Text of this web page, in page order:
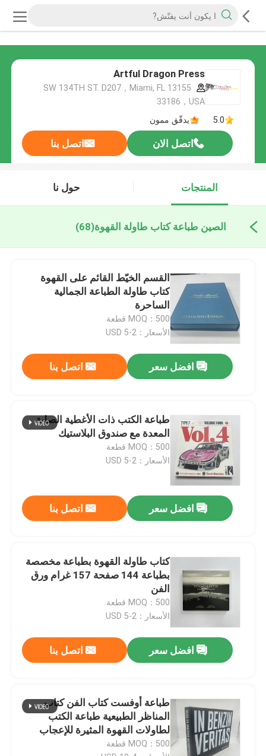
Artful Dragon Press
13155 SW 134TH ST. D207，Miami, FL
33186，USA
5.0
يدقّق ممون
اتصل الان اتصل بنا
المنتجات حول نا
الصين طباعة كتاب طاولة القهوة(68)
القسم الخيّط القائم على القهوة
كتاب طاولة الطباعة الجمالية
الساحرة
MOQ：500 قطعة
الأسعار：2-5 USD
افضل سعر اتصل بنا
طباعة الكتب ذات الأغطية الصلبة
المعدة مع صندوق البلاستيك
MOQ：500 قطعة
الأسعار：2-5 USD
افضل سعر اتصل بنا
كتاب طاولة القهوة بطباعة مخصصة
بطباعة 144 صفحة 157 غرام ورق
الفن
MOQ：500 قطعة
الأسعار：2-5 USD
افضل سعر اتصل بنا
طباعة أوفست كتاب الفن كتاب
المناظر الطبيعية طباعة الكتب
لطاولات القهوة المثيرة للإعجاب
MOQ：500 قطعة